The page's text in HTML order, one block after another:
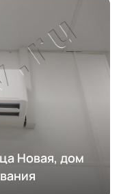
Новая, дом